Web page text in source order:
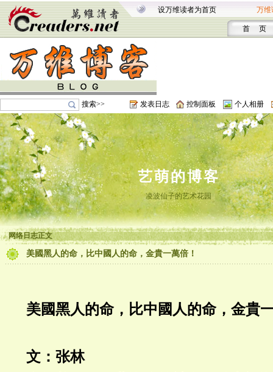
设万维读者为首页 万维
首 页
搜索>> 发表日志 控制面板 个人相册
艺萌的博客
凌波仙子的艺术花园
网络日志正文
美國黑人的命，比中國人的命，金貴一萬倍！
美國黑人的命，比中國人的命，金貴
文：张林